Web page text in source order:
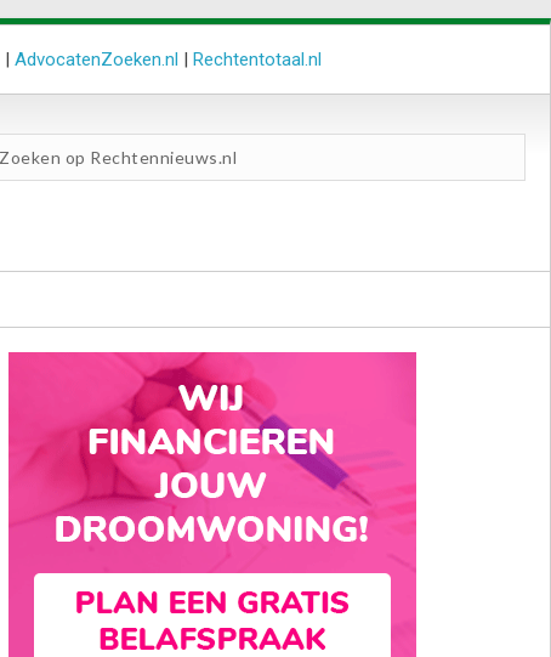
| AdvocatenZoeken.nl | Rechtentotaal.nl